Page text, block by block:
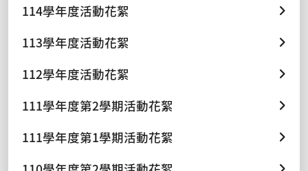
114學年度活動花絮
113學年度活動花絮
112學年度活動花絮
111學年度第2學期活動花絮
111學年度第1學期活動花絮